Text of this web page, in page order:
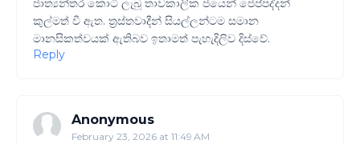
ජාත්‍යන්තර කොටි ලැබූ තාවකාලික ජයෙන් ජෙප්පද්දන්
කුල්මත් වී ඇත. ත්‍රස්තවාදීන් සියල්ලන්ටම සමාන
මානසිකත්වයක් ඇතිබව ඉතාමත් පැහැදිලිව දිස්වේ.
Reply
Anonymous
February 23, 2026 at 11:49 AM